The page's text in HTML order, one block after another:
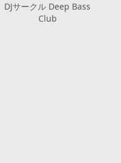
DJサークル Deep Bass
Club